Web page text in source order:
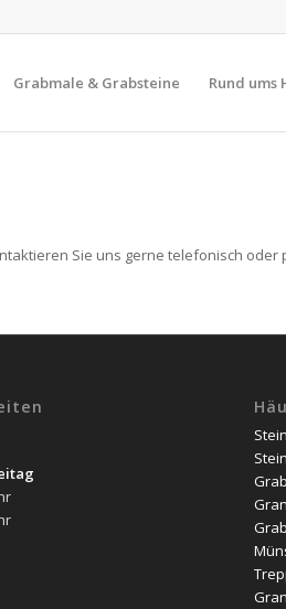
Grabmale & Grabsteine Rund ums
Sie uns gerne telefonisch oder